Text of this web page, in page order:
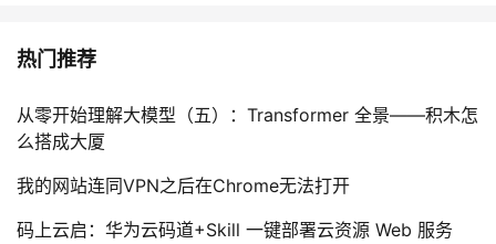
热门推荐
从零开始理解大模型（五）：Transformer 全景——积木怎
么搭成大厦
我的网站连同VPN之后在Chrome无法打开
码上云启：华为云码道+Skill 一键部署云资源 Web 服务